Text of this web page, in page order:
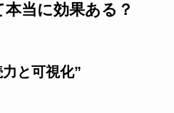
当に効果ある？
と可視化”